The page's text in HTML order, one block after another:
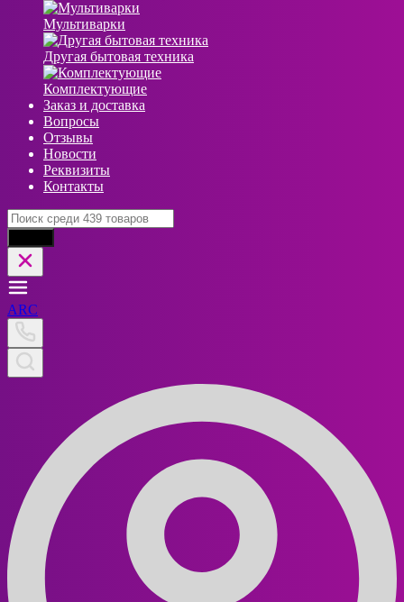
Мультиварки
Другая бытовая техника
Комплектующие
Заказ и доставка
Вопросы
Отзывы
Новости
Реквизиты
Контакты
ARC